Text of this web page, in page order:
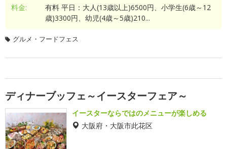
料金:
有料 平日：大人(13歳以上)6500円、小学生(6歳～12
歳)3300円、幼児(4歳～5歳)210...
グルメ・フードフェス
ディナーブッフェ～イースターフェア～
イースターならではのメニューが楽しめる
大阪府・大阪市此花区